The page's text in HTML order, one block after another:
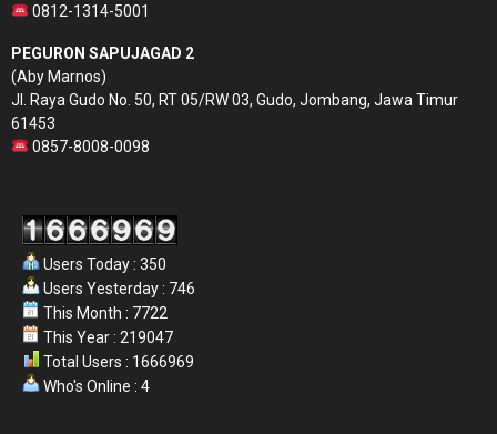
0812-1314-5001
PEGURON SAPUJAGAD 2
(Aby Marnos)
Jl. Raya Gudo No. 50, RT 05/RW 03, Gudo, Jombang, Jawa Timur
61453
0857-8008-0098
Users Today : 350
Users Yesterday : 746
This Month : 7722
This Year : 219047
Total Users : 1666969
Who's Online : 4